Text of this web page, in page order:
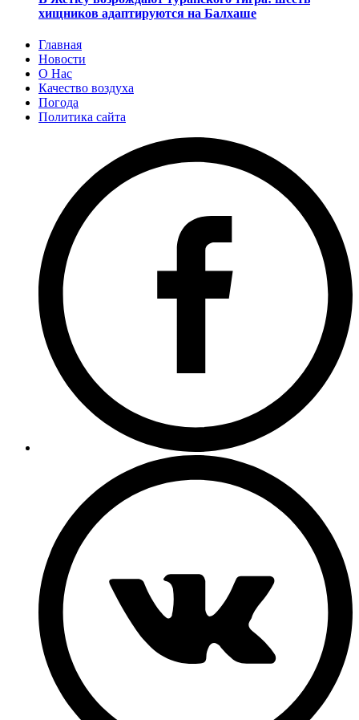
хищников адаптируются на Балхаше
Главная
Новости
О Нас
Качество воздуха
Погода
Политика сайта